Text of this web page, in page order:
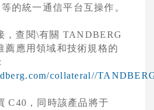
等的統一通信平台互操作。
，查閱\有關 TANDBERG
薦應用領域和技術規格的
collateral//
C40 ，同時該產品將于